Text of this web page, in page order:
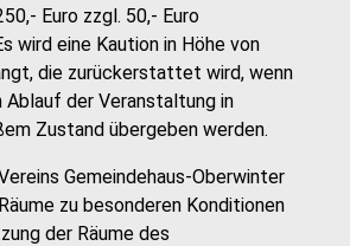
Euro zzgl. 50,- Euro
wird eine Kaution in Höhe von
die zurückerstattet wird, wenn
Ablauf der Veranstaltung in
Zustand übergeben werden.
Gemeindehaus-Oberwinter
zu besonderen Konditionen
der Räume des